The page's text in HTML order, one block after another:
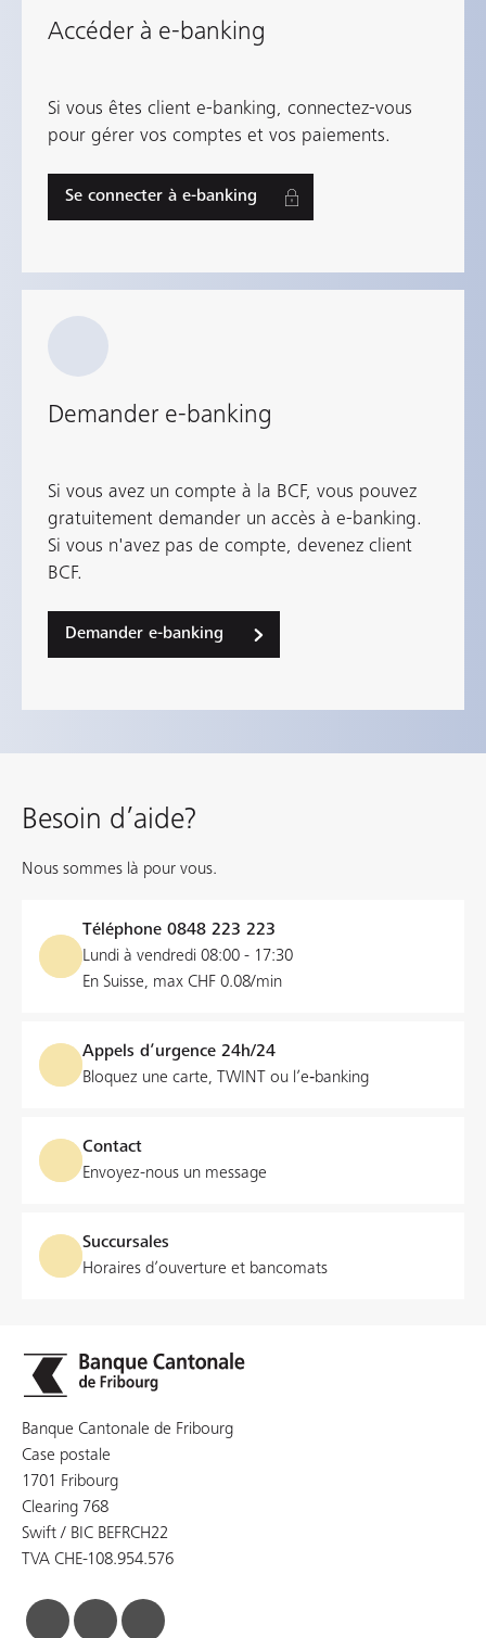
3
souhaitez activer e-documents.
Accéder à e-banking
Si vous êtes client e-banking, connectez-vous
pour gérer vos comptes et vos paiements.
Se connecter à e-banking
Demander e-banking
Si vous avez un compte à la BCF, vous pouvez
gratuitement demander un accès à e-banking.
Si vous n'avez pas de compte, devenez client
BCF.
Demander e-banking
Besoin d’aide?
Nous sommes là pour vous.
Téléphone 0848 223 223
Lundi à vendredi 08:00 - 17:30
En Suisse, max CHF 0.08/min
Appels d’urgence 24h/24
Bloquez une carte, TWINT ou l’e‑banking
Contact
Envoyez-nous un message
Succursales
Horaires d’ouverture et bancomats
Banque Cantonale de Fribourg
Case postale
1701 Fribourg
Clearing 768
Swift / BIC BEFRCH22
TVA CHE-108.954.576